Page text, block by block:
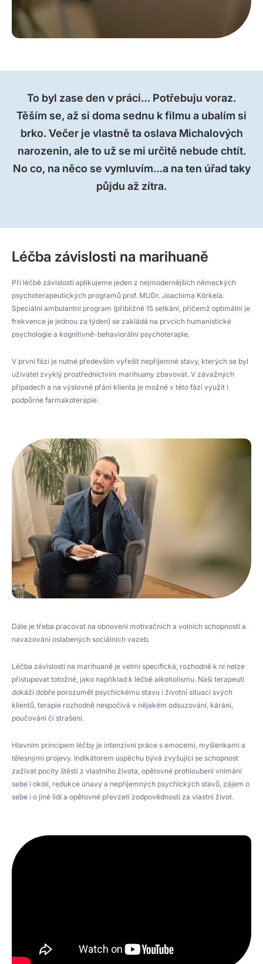
To byl zase den v práci… Potřebuju voraz.
Těším se, až si doma sednu k filmu a ubalím si
brko. Večer je vlastně ta oslava Michalových
narozenin, ale to už se mi určitě nebude chtít.
No co, na něco se vymluvím…a na ten úřad taky
půjdu až zítra.
Léčba závislosti na marihuaně
Při léčbě závislosti aplikujeme jeden z nejmodernějších německých
psychoterapeutických programů prof. MUDr. Joachima Körkela.
Speciální ambulantní program (přibližně 15 setkání, přičemž optimální je
frekvence je jednou za týden) se zakládá na prvcích humanistické
psychologie a kognitivně-behaviorální psychoterapie.
V první fázi je nutné především vyřešit nepříjemné stavy, kterých se byl
uživatel zvyklý prostřednictvím marihuany zbavovat. V závažných
případech a na výslovné přání klienta je možné v této fázi využít i
podpůrné farmakoterapie.
Dále je třeba pracovat na obnovení motivačních a volních schopností a
navazování oslabených sociálních vazeb.
Léčba závislosti na marihuaně je velmi specifická, rozhodně k ní nelze
přistupovat totožně, jako například k léčbě alkoholismu. Naši terapeuti
dokáží dobře porozumět psychickému stavu i životní situaci svých
klientů, terapie rozhodně nespočívá v nějakém odsuzování, kárání,
poučování či strašení.
Hlavním principem léčby je intenzivní práce s emocemi, myšlenkami a
tělesnými projevy. Indikátorem úspěchu bývá zvyšující se schopnost
zažívat pocity štěstí z vlastního života, opětovné prohloubení vnímání
sebe i okolí, redukce únavy a nepříjemných psychických stavů, zájem o
sebe i o jiné lidi a opětovné převzetí zodpovědnosti za vlastní život.